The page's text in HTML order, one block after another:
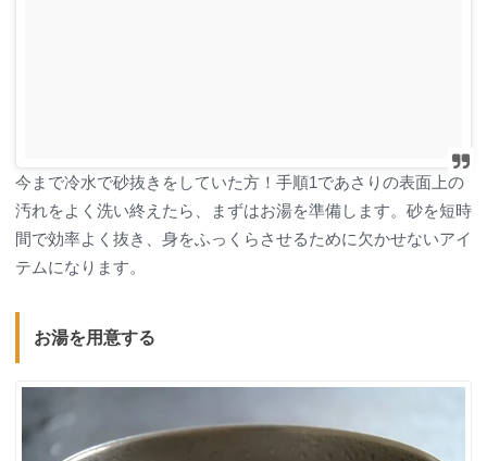
今まで冷水で砂抜きをしていた方！手順1であさりの表面上の
汚れをよく洗い終えたら、まずはお湯を準備します。砂を短時
間で効率よく 抜き、身をふっくらさせるために欠かせないアイ
テムになります。
お湯を用意する